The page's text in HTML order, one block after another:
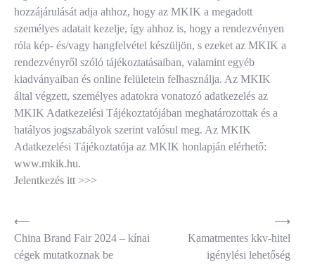
hozzájárulását adja ahhoz, hogy az MKIK a megadott
személyes adatait kezelje, így ahhoz is, hogy a rendezvényen
róla kép- és/vagy hangfelvétel készüljön, s ezeket az MKIK a
rendezvényről szóló tájékoztatásaiban, valamint egyéb
kiadványaiban és online felületein felhasználja. Az MKIK
által végzett, személyes adatokra vonatozó adatkezelés az
MKIK Adatkezelési Tájékoztatójában meghatározottak és a
hatályos jogszabályok szerint valósul meg. Az MKIK
Adatkezelési Tájékoztatója az MKIK honlapján elérhető:
www.mkik.hu.
Jelentkezés itt >>>
Bejegyzés
navigáció
⟵
China Brand Fair 2024 – kínai
cégek mutatkoznak be
Kamatmentes kkv-hitel
igénylési lehetőség
⟶